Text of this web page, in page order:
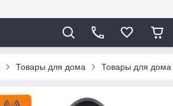
Товары для дома Товары для дома